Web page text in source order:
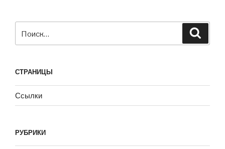
СТРАНИЦЫ
Ссылки
РУБРИКИ